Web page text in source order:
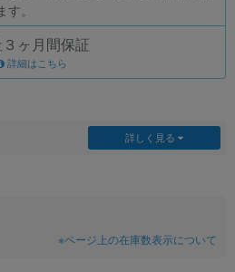
。
ヶ月間保証
詳細はこちら
詳しく見る
※ページ上の在庫数表示について